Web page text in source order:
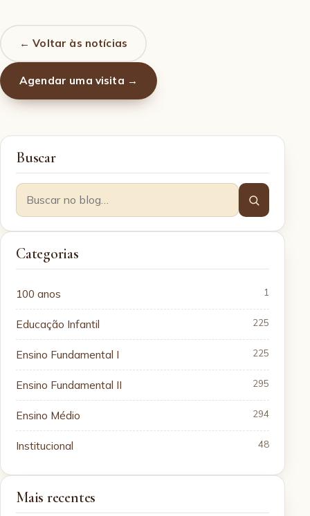
← Voltar às notícias
Agendar uma visita →
Buscar
Categorias
100 anos 1
Educação Infantil 225
Ensino Fundamental I 225
Ensino Fundamental II 295
Ensino Médio 294
Institucional 48
Mais recentes